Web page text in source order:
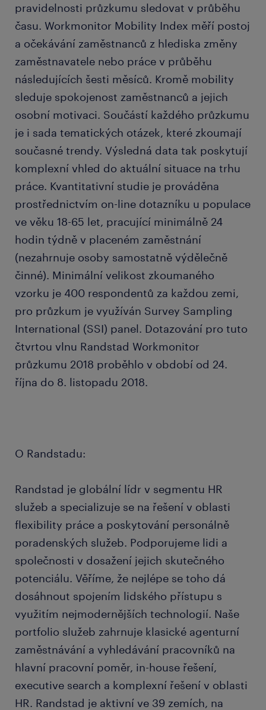
pravidelnosti průzkumu sledovat v průběhu
času. Workmonitor Mobility Index měří postoj
a očekávání zaměstnanců z hlediska změny
zaměstnavatele nebo práce v průběhu
následujících šesti měsíců. Kromě mobility
sleduje spokojenost zaměstnanců a jejich
osobní motivaci. Součástí každého průzkumu
je i sada tematických otázek, které zkoumají
současné trendy. Výsledná data tak poskytují
komplexní vhled do aktuální situace na trhu
práce. Kvantitativní studie je prováděna
prostřednictvím on-line dotazníku u populace
ve věku 18-65 let, pracující minimálně 24
hodin týdně v placeném zaměstnání
(nezahrnuje osoby samostatně výdělečně
činné). Minimální velikost zkoumaného
vzorku je 400 respondentů za každou zemi,
pro průzkum je využíván Survey Sampling
International (SSI) panel. Dotazování pro tuto
čtvrtou vlnu Randstad Workmonitor
průzkumu 2018 proběhlo v období od 24.
října do 8. listopadu 2018.
O Randstadu:
Randstad je globální lídr v segmentu HR
služeb a specializuje se na řešení v oblasti
flexibility práce a poskytování personálně
poradenských služeb. Podporujeme lidi a
společnosti v dosažení jejich skutečného
potenciálu. Věříme, že nejlépe se toho dá
dosáhnout spojením lidského přístupu s
využitím nejmodernějších technologií. Naše
portfolio služeb zahrnuje klasické agenturní
zaměstnávání a vyhledávání pracovníků na
hlavní pracovní poměr, in-house řešení,
executive search a komplexní řešení v oblasti
HR. Randstad je aktivní ve 39 zemích, na